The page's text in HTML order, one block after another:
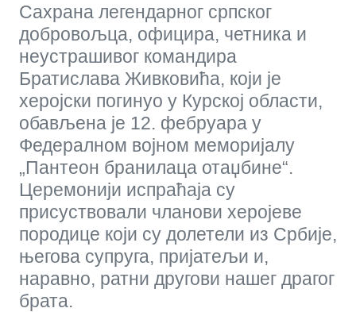
Сахрана легендарног српског
добровољца, официра, четника и
неустрашивог командира
Братислава Живковића, који је
херојски погинуо у Курској области,
обављена је 12. фебруара у
Федералном војном меморијалу
„Пантеон бранилаца отаџбине“.
Церемонији испраћаја су
присуствовали чланови херојеве
породице који су долетели из Србије,
његова супруга, пријатељи и,
наравно, ратни другови нашег драгог
брата.